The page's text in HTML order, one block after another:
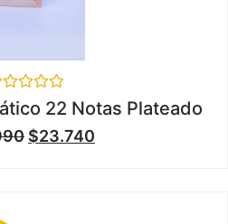
22 Notas Plateado
$23.740